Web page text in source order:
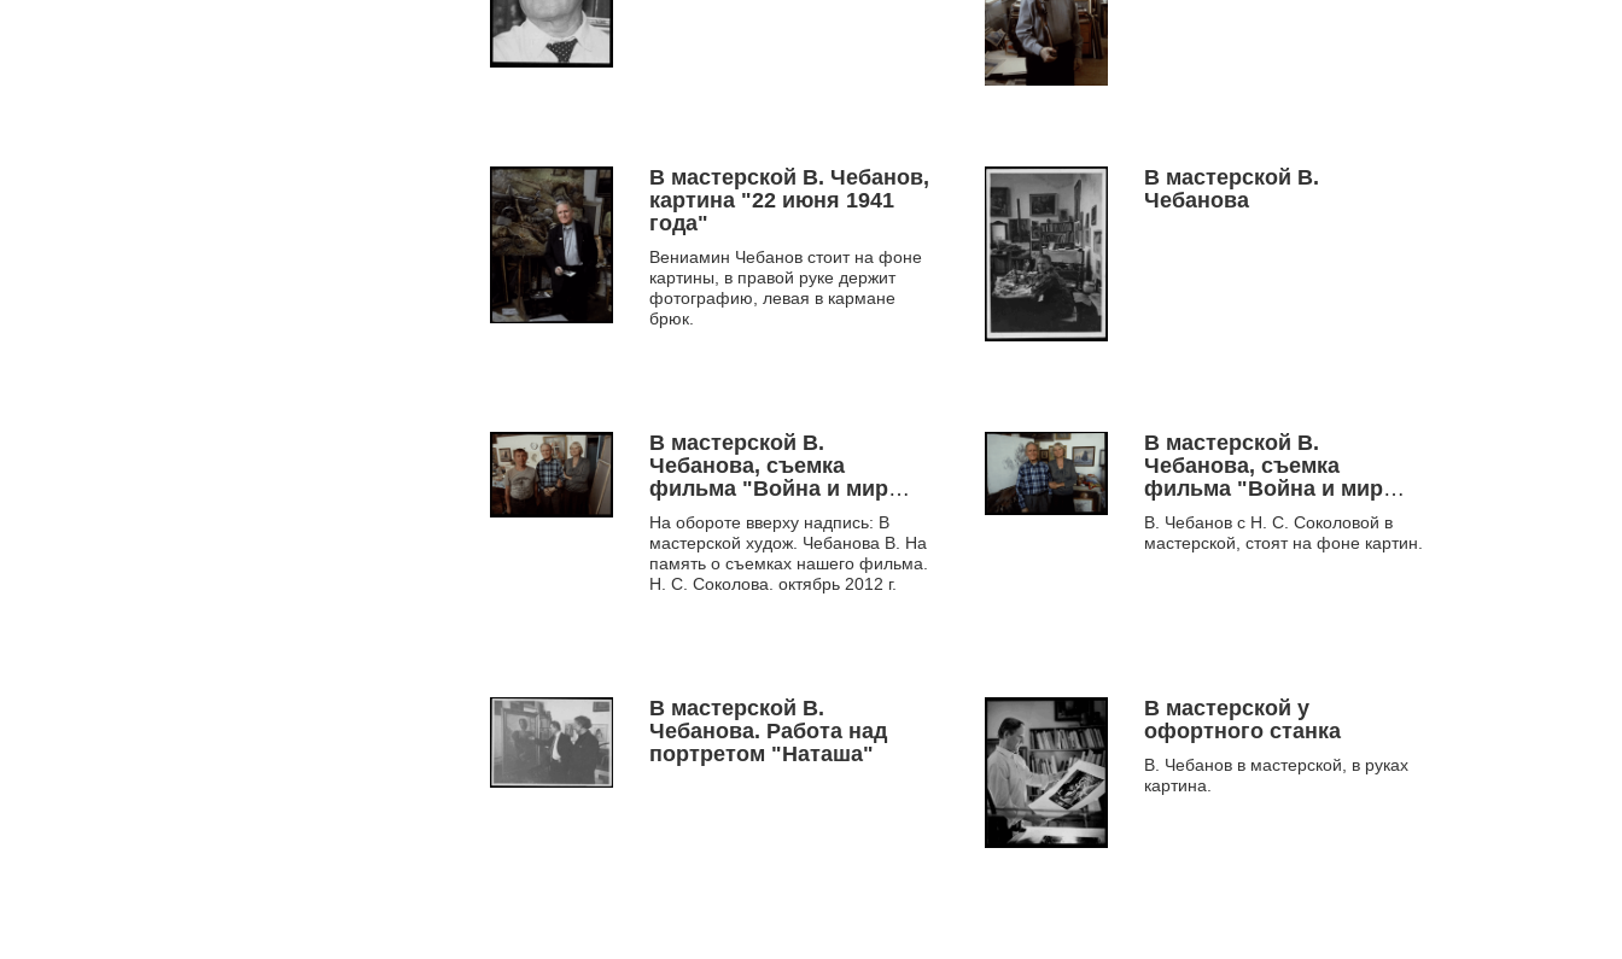
В мастерской В. Чебанов,
картина "22 июня 1941
года"
Вениамин Чебанов стоит на фоне
картины, в правой руке держит
фотографию, левая в кармане
брюк.
В мастерской В.
Чебанова
В мастерской В.
Чебанова, съемка
фильма "Война и мир
Вениамина Чебанова"
режисера Н. С. Соколова,
октябрь 2012 г
На обороте вверху надпись: В
мастерской худож. Чебанова В. На
память о съемках нашего фильма.
Н. С. Соколова. октябрь 2012 г.
В мастерской В.
Чебанова, съемка
фильма "Война и мир
Вениамина Чебанова"
режисера Н. С. Соколова,
октябрь 2012 г.
В. Чебанов с Н. С. Соколовой в
мастерской, стоят на фоне картин.
В мастерской В.
Чебанова. Работа над
портретом "Наташа"
В мастерской у
офортного станка
В. Чебанов в мастерской, в руках
картина.